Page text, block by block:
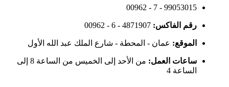
00962 - 7 - 99053015
رقم الفاكس: 00962 - 6 - 4871907
الموقع:عمان - المحطة - شارع الملك عبد الله الأول
ساعات العمل:
من الأحد إلى الخميس من الساعة 8 إلى
الساعة 4